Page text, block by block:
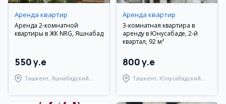
Аренда квартир
Аренда 2-комнатной
квартиры в ЖК NRG, Яшнабад
550 y.e
Ташкент, Яшнабадский
Аренда квартир
3-комнатная квартира в
аренду в Юнусабаде, 2-й
квартал, 92 м²
800 y.e
Ташкент, Юнусабадский